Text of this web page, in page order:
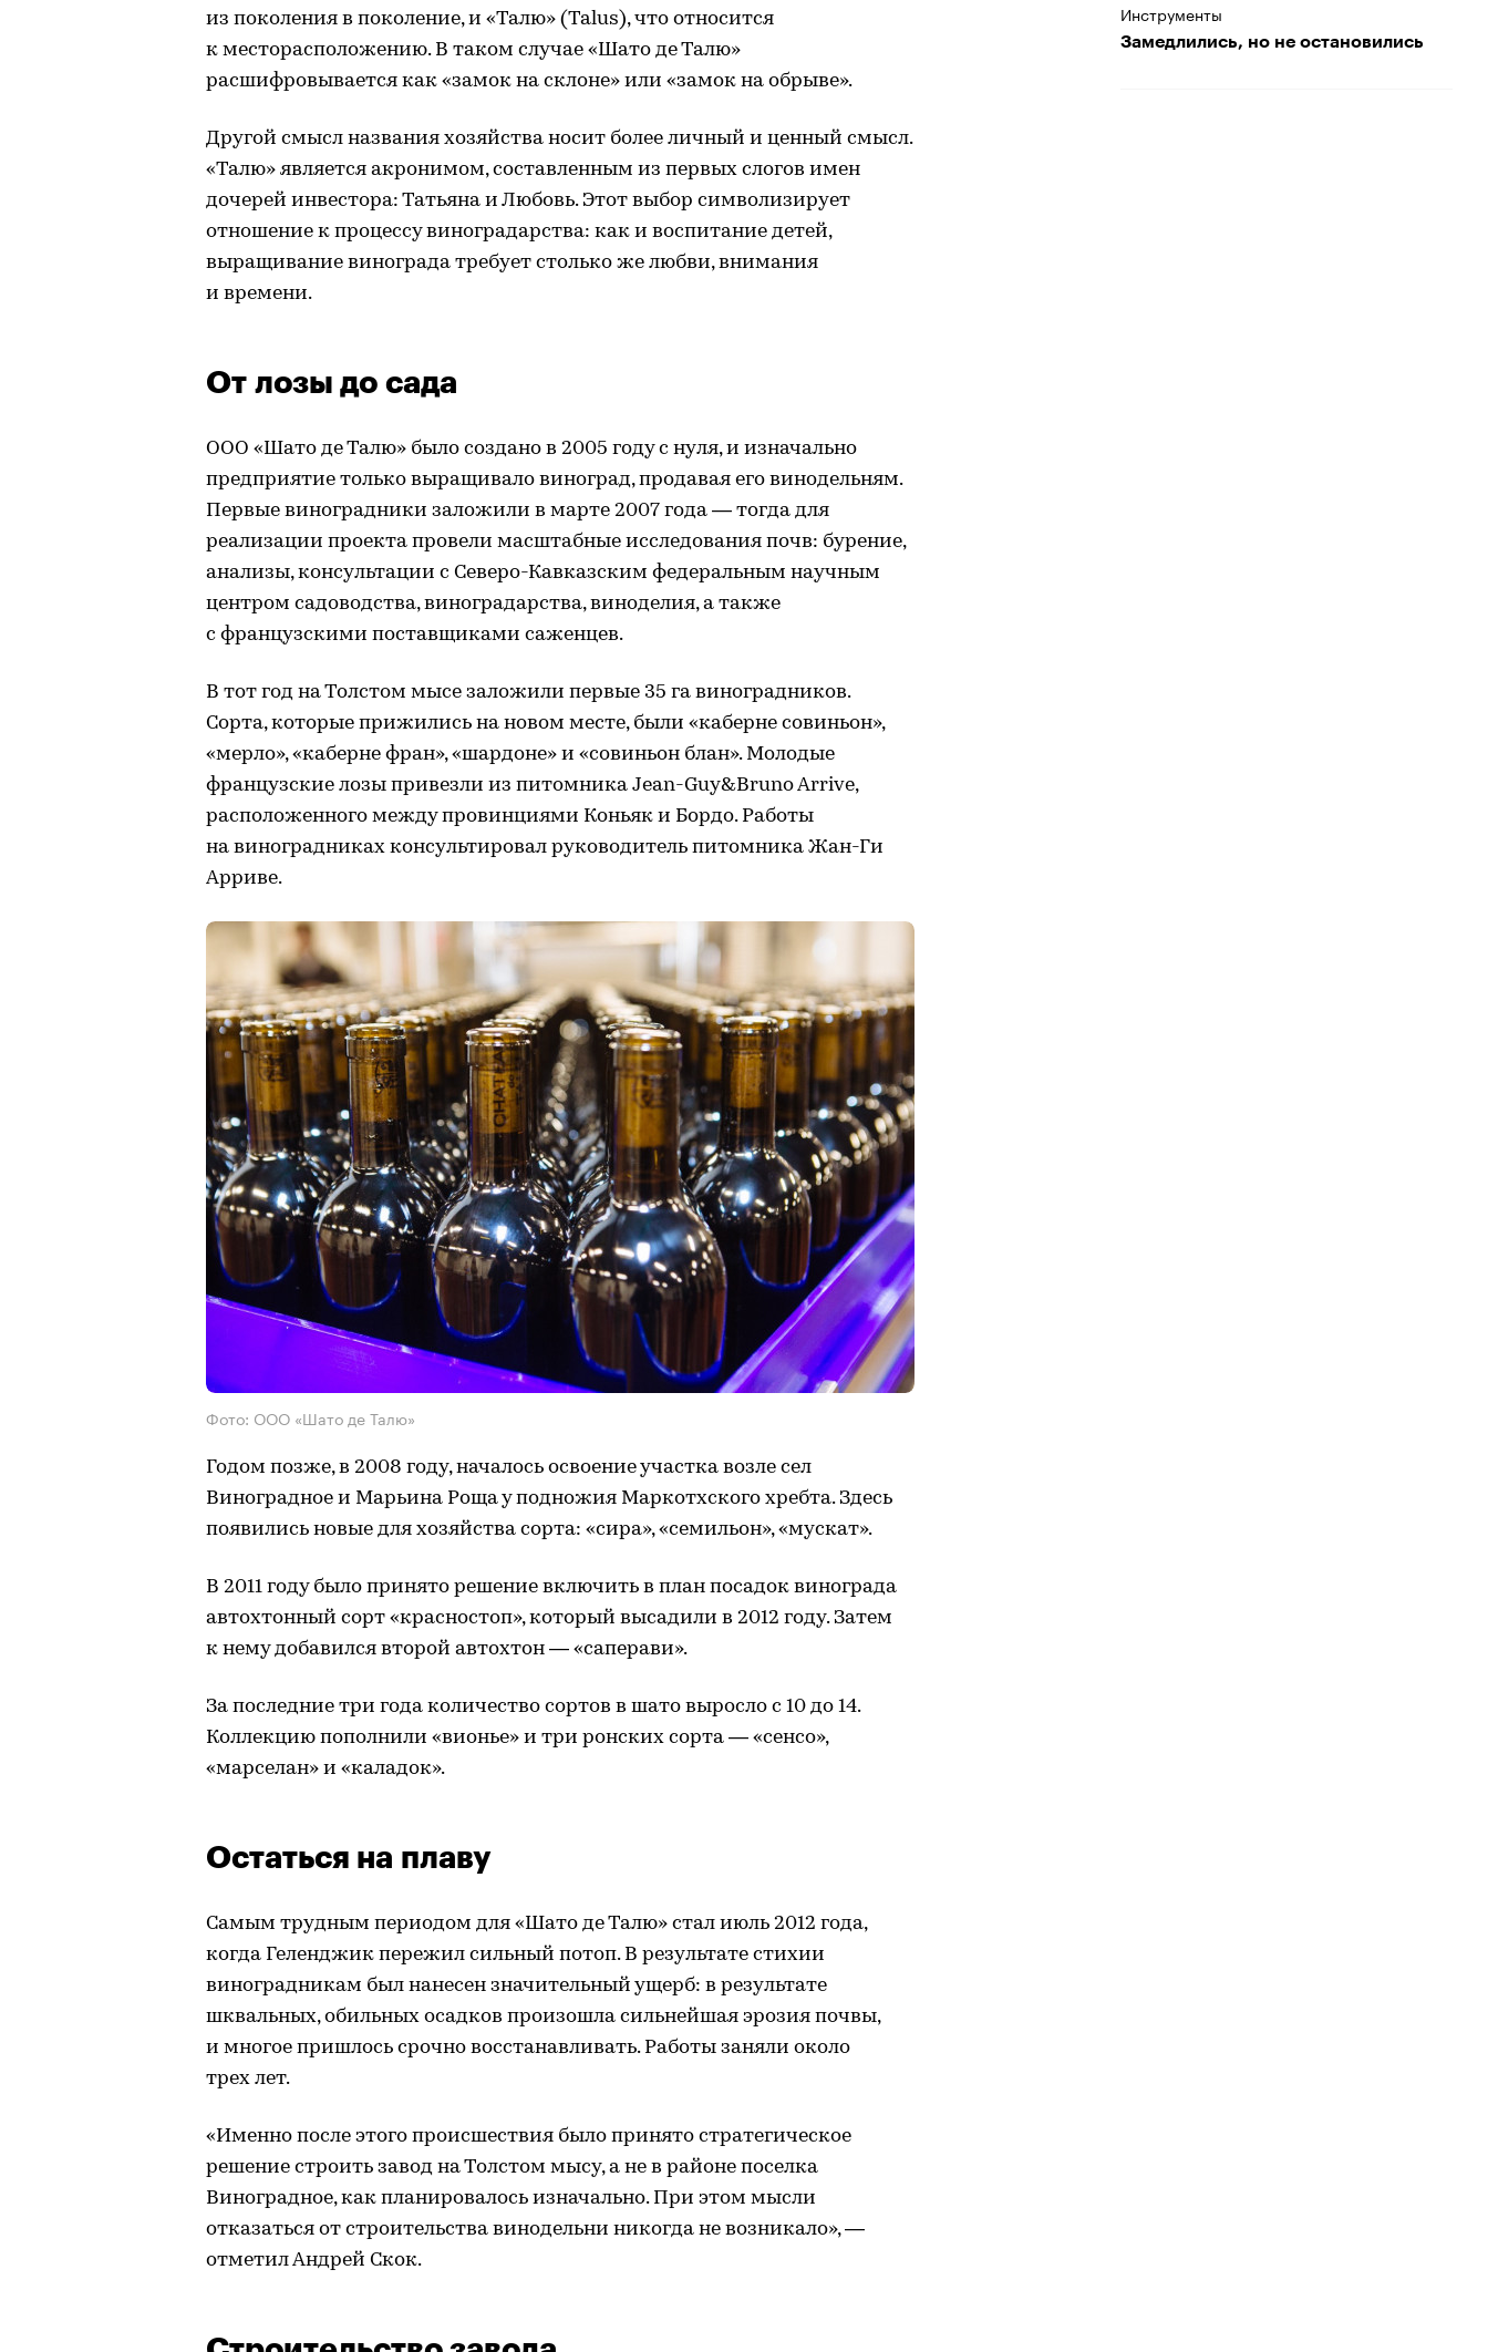
из поколения в поколение, и «Талю» (Talus), что относится
к месторасположению. В таком случае «Шато де Талю»
расшифровывается как «замок на склоне» или «замок на обрыве».
Другой смысл названия хозяйства носит более личный и ценный смысл.
«Талю» является акронимом, составленным из первых слогов имен
дочерей инвестора: Татьяна и Любовь. Этот выбор символизирует
отношение к процессу виноградарства: как и воспитание детей,
выращивание винограда требует столько же любви, внимания
и времени.
От лозы до сада
ООО «Шато де Талю» было создано в 2005 году с нуля, и изначально
предприятие только выращивало виноград, продавая его винодельням.
Первые виноградники заложили в марте 2007 года — тогда для
реализации проекта провели масштабные исследования почв: бурение,
анализы, консультации с Северо-Кавказским федеральным научным
центром садоводства, виноградарства, виноделия, а также
с французскими поставщиками саженцев.
В тот год на Толстом мысе заложили первые 35 га виноградников.
Сорта, которые прижились на новом месте, были «каберне совиньон»,
«мерло», «каберне фран», «шардоне» и «совиньон блан». Молодые
французские лозы привезли из питомника Jean-Guy&Bruno Arrive,
расположенного между провинциями Коньяк и Бордо. Работы
на виноградниках консультировал руководитель питомника Жан-Ги
Арриве.
Фото: ООО «Шато де Талю»
Годом позже, в 2008 году, началось освоение участка возле сел
Виноградное и Марьина Роща у подножия Маркотхского хребта. Здесь
появились новые для хозяйства сорта: «сира», «семильон», «мускат».
В 2011 году было принято решение включить в план посадок винограда
автохтонный сорт «красностоп», который высадили в 2012 году. Затем
к нему добавился второй автохтон — «саперави».
За последние три года количество сортов в шато выросло с 10 до 14.
Коллекцию пополнили «вионье» и три ронских сорта — «сенсо»,
«марселан» и «каладок».
Остаться на плаву
Самым трудным периодом для «Шато де Талю» стал июль 2012 года,
когда Геленджик пережил сильный потоп. В результате стихии
виноградникам был нанесен значительный ущерб: в результате
шквальных, обильных осадков произошла сильнейшая эрозия почвы,
и многое пришлось срочно восстанавливать. Работы заняли около
трех лет.
«Именно после этого происшествия было принято стратегическое
решение строить завод на Толстом мысу, а не в районе поселка
Виноградное, как планировалось изначально. При этом мысли
отказаться от строительства винодельни никогда не возникало», —
отметил Андрей Скок.
Инструменты
Замедлились, но не остановились